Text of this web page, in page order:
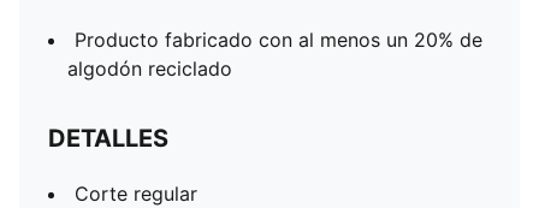
Producto fabricado con al menos un 20% de
algodón reciclado
DETALLES
Corte regular